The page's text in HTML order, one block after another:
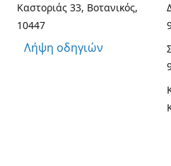
Καστοριάς 33, Βοτανικός,
10447
Λήψη οδηγιών